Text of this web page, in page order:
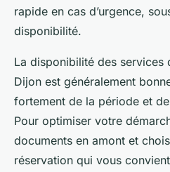
rapide en cas d’urgence,
disponibilité.
La disponibilité des services
Dijon est généralement
fortement de la période et
Pour optimiser votre
documents en amont et
réservation qui vous